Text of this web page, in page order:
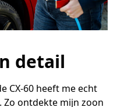
detail
CX-60 heeft me echt
Zo ontdekte mijn zoon